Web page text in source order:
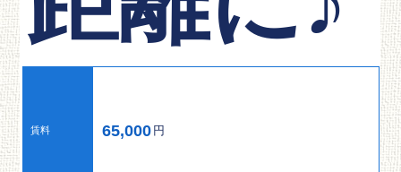
賃料 65,000 円